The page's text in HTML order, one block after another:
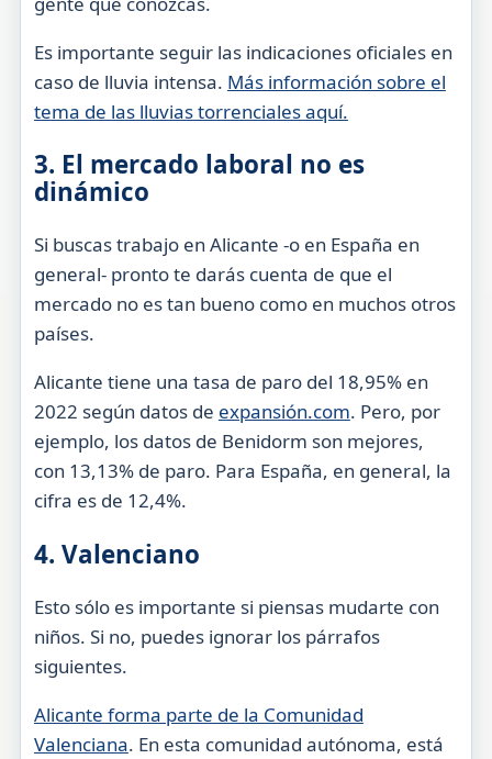
Es importante seguir las indicaciones oficiales en
caso de lluvia intensa. Más información sobre el
tema de las lluvias torrenciales aquí.
3. El mercado laboral no es
dinámico
Si buscas trabajo en Alicante -o en España en
general- pronto te darás cuenta de que el
mercado no es tan bueno como en muchos otros
países.
Alicante tiene una tasa de paro del 18,95% en
2022 según datos de expansión.com. Pero, por
ejemplo, los datos de Benidorm son mejores,
con 13,13% de paro. Para España, en general, la
cifra es de 12,4%.
4. Valenciano
Esto sólo es importante si piensas mudarte con
niños. Si no, puedes ignorar los párrafos
siguientes.
Alicante forma parte de la Comunidad
Valenciana. En esta comunidad autónoma, está